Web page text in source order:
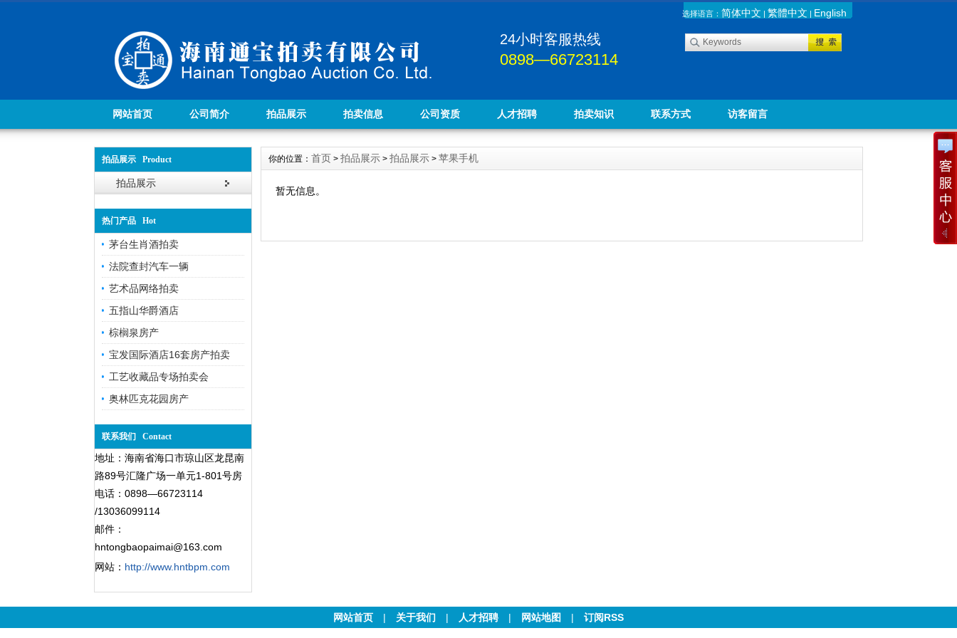
选择语言： 简体中文 | 繁體中文 | English
24小时客服热线
0898—66723114
网站首页 公司简介 拍品展示 拍卖信息 公司资质 人才招聘 拍卖知识 联系方式 访客留言
拍品展示 Product
拍品展示
热门产品 Hot
茅台生肖酒拍卖
法院查封汽车一辆
艺术品网络拍卖
五指山华爵酒店
棕榈泉房产
宝发国际酒店16套房产拍卖
工艺收藏品专场拍卖会
奥林匹克花园房产
联系我们 Contact
地址：海南省海口市琼山区龙昆南
路89号汇隆广场一单元1-801号房
电话：0898—66723114
/13036099114
邮件：
hntongbaopaimai@163.com
网站： http://www.hntbpm.com
你的位置： 首页 > 拍品展示 > 拍品展示 > 苹果手机
暂无信息。
网站首页 | 关于我们 | 人才招聘 | 网站地图 | 订阅RSS